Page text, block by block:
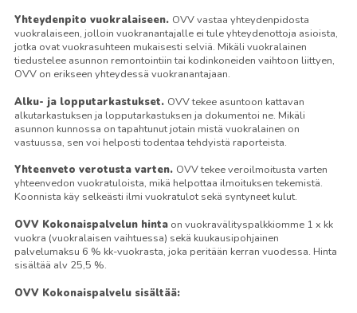
Yhteydenpito vuokralaiseen. OVV vastaa yhteydenpidosta
vuokralaiseen, jolloin vuokranantajalle ei tule yhteydenottoja asioista,
jotka ovat vuokrasuhteen mukaisesti selviä. Mikäli vuokralainen
tiedustelee asunnon remontointiin tai kodinkoneiden vaihtoon liittyen,
OVV on erikseen yhteydessä vuokranantajaan.
Alku- ja lopputarkastukset. OVV tekee asuntoon kattavan
alkutarkastuksen ja lopputarkastuksen ja dokumentoi ne. Mikäli
asunnon kunnossa on tapahtunut jotain mistä vuokralainen on
vastuussa, sen voi helposti todentaa tehdyistä raporteista.
Yhteenveto verotusta varten. OVV tekee veroilmoitusta varten
yhteenvedon vuokratuloista, mikä helpottaa ilmoituksen tekemistä.
Koonnista käy selkeästi ilmi vuokratulot sekä syntyneet kulut.
OVV Kokonaispalvelun hintaon vuokravälityspalkkiomme 1 x kk
vuokra (vuokralaisen vaihtuessa) sekä kuukausipohjainen
palvelumaksu 6 % kk-vuokrasta, joka peritään kerran vuodessa. Hinta
sisältää alv 25,5 %.
OVV Kokonaispalvelu sisältää: